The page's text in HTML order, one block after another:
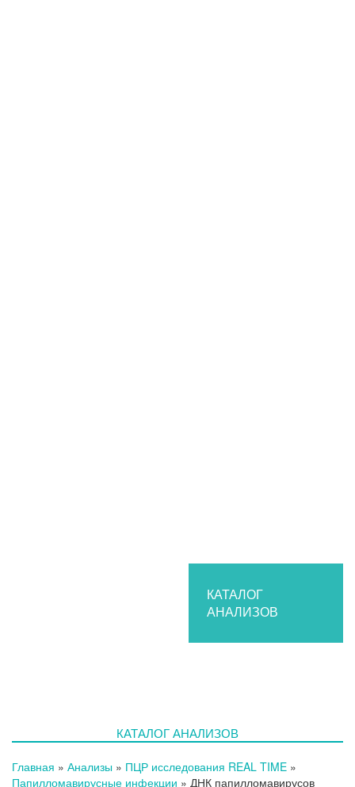
Структура лаборатории
Нормативные документы
Блог
Выезды на дом
КАТАЛОГ
АНАЛИЗОВ
КАТАЛОГ АНАЛИЗОВ
Главная » Анализы » ПЦР исследования REAL TIME »
Папилломавирусные инфекции » ДНК папилломавирусов